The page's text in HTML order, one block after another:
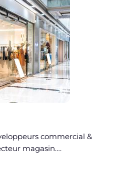
commercial &
magasin….